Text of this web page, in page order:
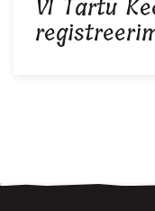
VI Tartu